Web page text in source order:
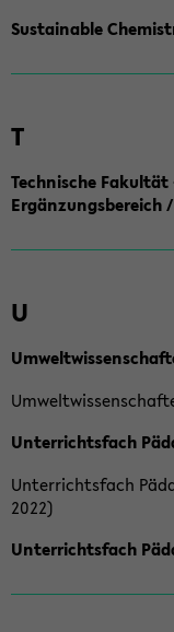
Sustainable
T
Technische
Ergänzungsbereich
U
Unterrichtsfach
Unterrichtsfach
2022)
Unterrichtsfach